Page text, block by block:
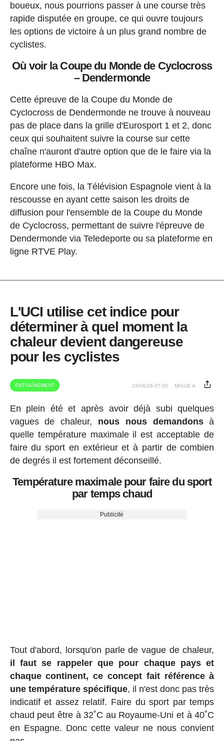
boueux, nous pourrions passer à une course très
rapide disputée en groupe, ce qui ouvre toujours
les options de victoire à un plus grand nombre de
cyclistes.
Où voir la Coupe du Monde de Cyclocross
– Dendermonde
Cette épreuve de la Coupe du Monde de
Cyclocross de Dendermonde ne trouve à nouveau
pas de place dans la grille d'Eurosport 1 et 2, donc
ceux qui souhaitent suivre la course sur cette
chaîne n'auront d'autre option que de le faire via la
plateforme HBO Max.
Encore une fois, la Télévision Espagnole vient à la
rescousse en ayant cette saison les droits de
diffusion pour l'ensemble de la Coupe du Monde
de Cyclocross, permettant de suivre l'épreuve de
Dendermonde via Teledeporte ou sa plateforme en
ligne RTVE Play.
L'UCI utilise cet indice pour
déterminer à quel moment la
chaleur devient dangereuse
pour les cyclistes
ENTRAÎNEMENT 23/06/26 07:00 MIGUE A.
En plein été et après avoir déjà subi quelques
vagues de chaleur, nous nous demandonsà
quelle température maximale il est acceptable de
faire du sport en extérieur et à partir de combien
de degrés il est fortement déconseillé.
Température maximale pour faire du sport
par temps chaud
Publicité
Tout d'abord, lorsqu'on parle de vague de chaleur,
il faut se rappeler que pour chaque pays et
chaque continent, ce concept fait référence à
une température spécifique, il n'est donc pas très
indicatif et assez relatif. Faire du sport par temps
chaud peut être à 32˚C au Royaume-Uni et à 40˚C
en Espagne. Donc cette valeur ne nous convient